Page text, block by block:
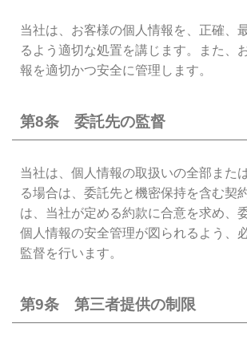
当社は、お客様の個人情報を、正確、
るよう適切な処置を講じます。また、
報を適切かつ安全に管理します。
第8条 委託先の監督
当社は、個人情報の取扱いの全部また
る場合は、委託先と機密保持を含む契
は、当社が定める約款に合意を求め、
個人情報の安全管理が図られるよう、
監督を行います。
第9条 第三者提供の制限